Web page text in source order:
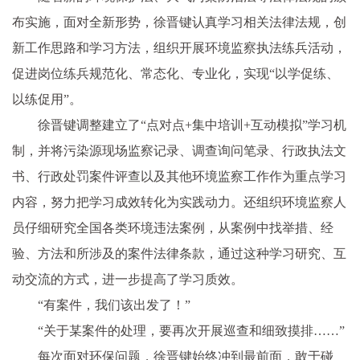
布实施，面对全新形势，徐晋键认真学习相关法律法规，创
新工作思路和学习方法，组织开展环境监察执法练兵活动，
促进岗位练兵规范化、常态化、专业化，实现“以学促练、
以练促用”。
徐晋键调整建立了“点对点+集中培训+互动模拟”学习机
制，并将污染源现场监察记录、调查询问笔录、行政执法文
书、行政处罚案件评查以及其他环境监察工作作为重点学习
内容，努力把学习成效转化为实践动力。还组织环境监察人
员仔细研究全国各类环境违法案例，从案例中找举措、经
验、方法和所涉及的案件法律条款，通过这种学习研究、互
动交流的方式，进一步提高了学习质效。
“有案件，我们该出发了！”
“关于某案件的处理，要再次开展巡查和细致摸排……”
每次面对环保问题，徐晋键始终冲到最前面，敢于碰